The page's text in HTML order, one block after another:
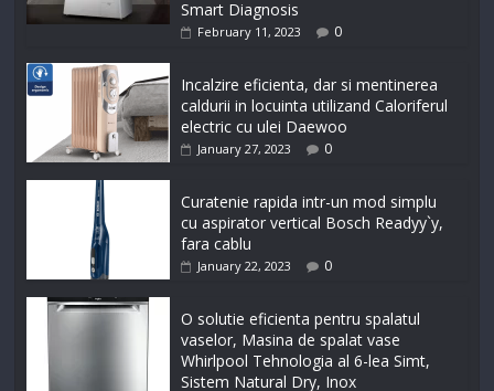
Smart Diagnosis
February 11, 2023 0
Incalzire eficienta, dar si mentinerea
caldurii in locuinta utilizand Caloriferul
electric cu ulei Daewoo
January 27, 2023 0
Curatenie rapida intr-un mod simplu
cu aspirator vertical Bosch Readyy`y,
fara cablu
January 22, 2023 0
O solutie eficienta pentru spalatul
vaselor, Masina de spalat vase
Whirlpool Tehnologia al 6-lea Simt,
Sistem Natural Dry, Inox